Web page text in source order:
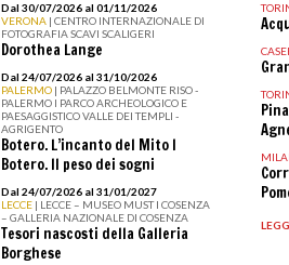
Dal 30/07/2026 al 01/11/2026
VERONA | CENTRO INTERNAZIONALE DI
FOTOGRAFIA SCAVI SCALIGERI
Dorothea Lange
Dal 24/07/2026 al 31/10/2026
PALERMO | PALAZZO BELMONTE RISO -
PALERMO I PARCO ARCHEOLOGICO E
PAESAGGISTICO VALLE DEI TEMPLI -
AGRIGENTO
Botero. L’incanto del Mito I
Botero. Il peso dei sogni
Dal 24/07/2026 al 31/01/2027
LECCE | LECCE – MUSEO MUST I COSENZA
– GALLERIA NAZIONALE DI COSENZA
Tesori nascosti della Galleria
Borghese